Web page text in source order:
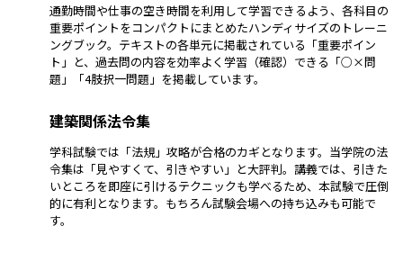
通勤時間や仕事の空き時間を利用して学習できるよう、各科目の
重要ポイントをコンパクトにまとめたハンディサイズのトレーニ
ングブック。テキストの各単元に掲載されている「重要ポイン
ト」と、過去問の内容を効率よく学習（確認）できる「○×問
題」「4肢択一問題」を掲載しています。
建築関係法令集
学科試験では「法規」攻略が合格のカギとなります。当学院の法
令集は「見やすくて、引きやすい」と大評判。講義では、引きた
いところを即座に引けるテクニックも学べるため、本試験で圧倒
的に有利となります。もちろん試験会場への持ち込みも可能で
す。